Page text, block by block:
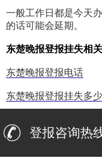
一般工作日都是今天
的话可能会延期。
东楚晚报登报挂失相关
东楚晚报登报电话
东楚晚报登报挂失多
登报咨询热